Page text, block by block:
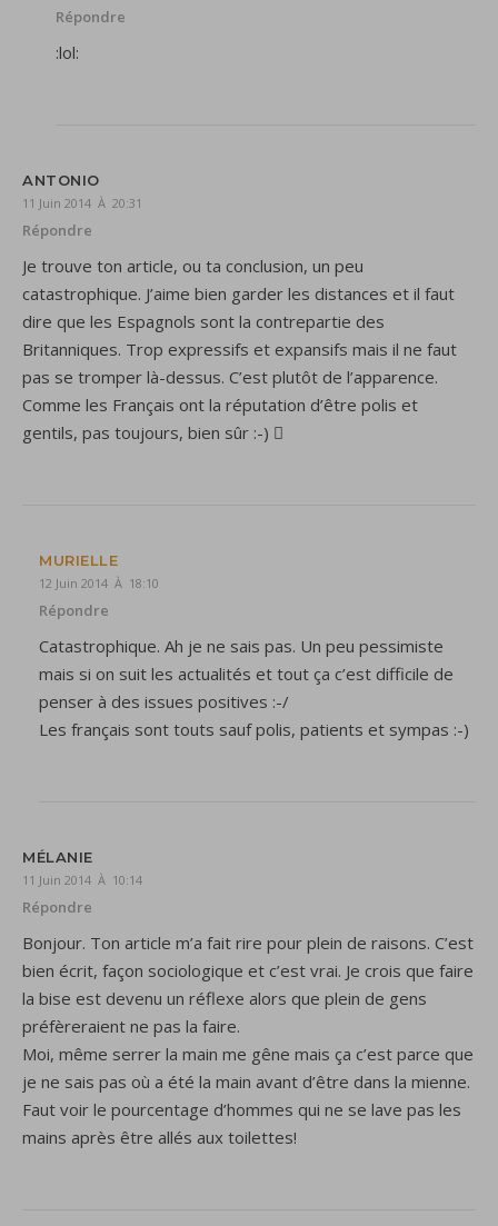
Répondre
:lol:
ANTONIO
11 Juin 2014 À 20:31
Répondre
Je trouve ton article, ou ta conclusion, un peu
catastrophique. J’aime bien garder les distances et il faut
dire que les Espagnols sont la contrepartie des
Britanniques. Trop expressifs et expansifs mais il ne faut
pas se tromper là-dessus. C’est plutôt de l’apparence.
Comme les Français ont la réputation d’être polis et
gentils, pas toujours, bien sûr :-) 
MURIELLE
12 Juin 2014 À 18:10
Répondre
Catastrophique. Ah je ne sais pas. Un peu pessimiste
mais si on suit les actualités et tout ça c’est difficile de
penser à des issues positives :-/
Les français sont touts sauf polis, patients et sympas :-)
MÉLANIE
11 Juin 2014 À 10:14
Répondre
Bonjour. Ton article m’a fait rire pour plein de raisons. C’est
bien écrit, façon sociologique et c’est vrai. Je crois que faire
la bise est devenu un réflexe alors que plein de gens
préfèreraient ne pas la faire.
Moi, même serrer la main me gêne mais ça c’est parce que
je ne sais pas où a été la main avant d’être dans la mienne.
Faut voir le pourcentage d’hommes qui ne se lave pas les
mains après être allés aux toilettes!